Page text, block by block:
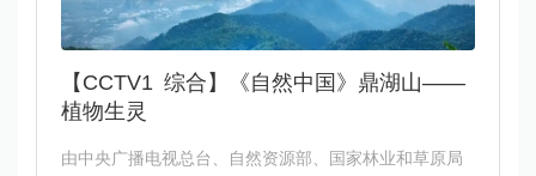
【CCTV1 综合】《自然中国》鼎湖山——
植物生灵
由中央广播电视总台、自然资源部、国家林业和草原局